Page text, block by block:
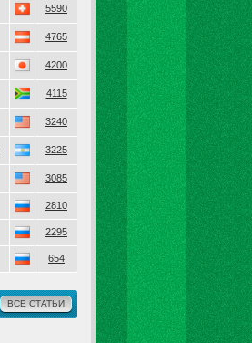
5590
4765
4200
4115
3240
3225
3085
2810
2295
654
ВСЕ СТАТЬИ